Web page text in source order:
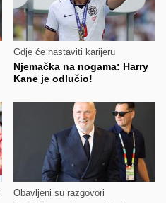
Gdje će nastaviti karijeru
Njemačka na nogama: Harry
Kane je odlučio!
Obavljeni su razgovori